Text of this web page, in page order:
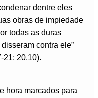
dentre eles
obras de impiedade
todas as duras
contra ele”
21; 20.10).
hora marcados para